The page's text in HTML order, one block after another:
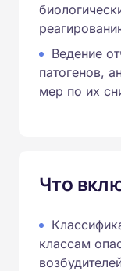
Ведение
патогенов,
мер по их
Что
классам